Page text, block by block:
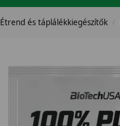
Étrend és táplálékkiegészítők /